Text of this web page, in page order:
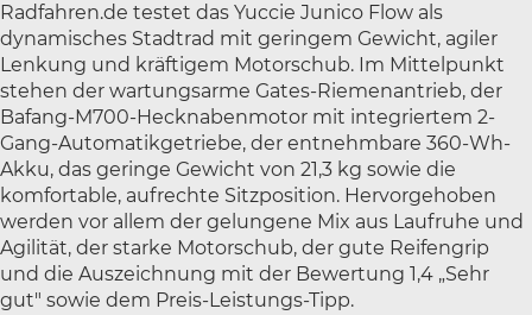
Radfahren.de testet das Yuccie Junico Flow als
dynamisches Stadtrad mit geringem Gewicht, agiler
Lenkung und kräftigem Motorschub. Im Mittelpunkt
stehen der wartungsarme Gates-Riemenantrieb, der
Bafang-M700-Hecknabenmotor mit integriertem 2-
Gang-Automatikgetriebe, der entnehmbare 360-Wh-
Akku, das geringe Gewicht von 21,3 kg sowie die
komfortable, aufrechte Sitzposition. Hervorgehoben
werden vor allem der gelungene Mix aus Laufruhe und
Agilität, der starke Motorschub, der gute Reifengrip
und die Auszeichnung mit der Bewertung 1,4 „Sehr
gut" sowie dem Preis-Leistungs-Tipp.